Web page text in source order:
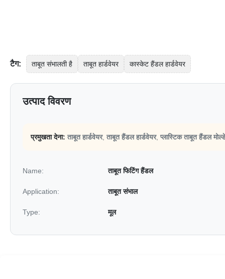
टैग: ताबूत संभालती है ताबूत हार्डवेयर कास्केट हैंडल हार्डवेयर
उत्पाद विवरण
प्रमुखता देना: ताबूत हार्डवेयर, ताबूत हैंडल हार्डवेयर, प्लास्टिक ताबूत हैंडल
Name: ताबूत फिटिंग हैंडल
Application: ताबूत संभाल
Type: मूल